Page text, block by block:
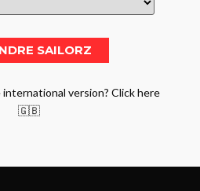
version? Click here
🇬🇧